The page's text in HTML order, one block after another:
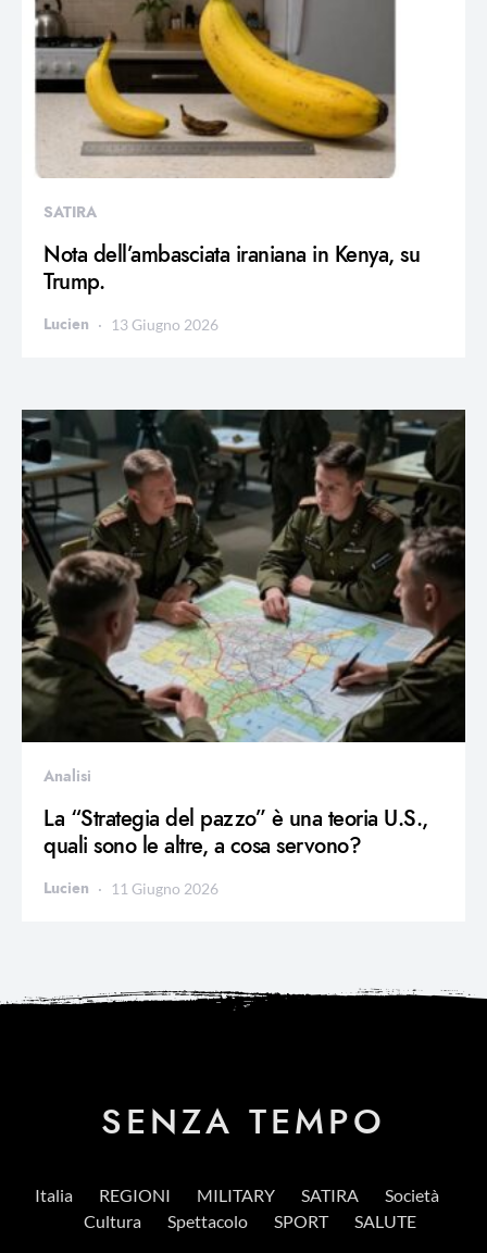
SATIRA
Nota dell’ambasciata iraniana in Kenya, su
Trump.
Lucien 13 Giugno 2026
Analisi
La “Strategia del pazzo” è una teoria U.S.,
quali sono le altre, a cosa servono?
Lucien 11 Giugno 2026
SENZA TEMPO
Italia REGIONI MILITARY SATIRA
Società
Cultura
Spettacolo SPORT SALUTE